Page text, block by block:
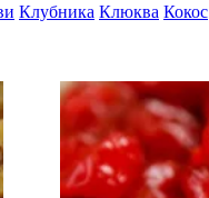
Клубника Клюква Кокос